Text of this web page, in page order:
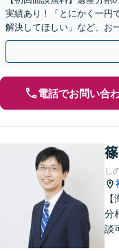
実績あり！「とにかく一円
解決してほしい」など、お
指します【WEB面談可】
電話でお問い合
し
分
談